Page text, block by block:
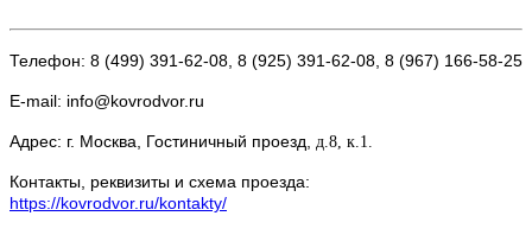
Телефон: 8 (499) 391-62-08, 8 (925) 391-62-08, 8 (967) 166-58-25
E-mail: info@kovrodvor.ru
Адрес: г. Москва, Гостиничный проезд, д.8, к.1.
Контакты, реквизиты и схема проезда:
https://kovrodvor.ru/kontakty/